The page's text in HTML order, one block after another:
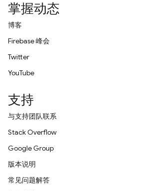
掌握动态
博客
Firebase 峰会
Twitter
YouTube
支持
与支持团队联系
Stack Overflow
Google Group
版本说明
常见问题解答